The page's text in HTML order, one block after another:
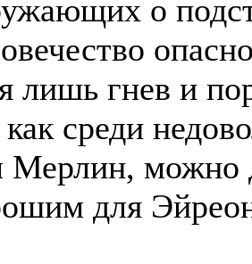
о
лишь гнев и
как среди
Мерлин, можно
для